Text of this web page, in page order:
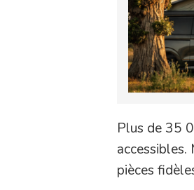
Plus de 35
accessibles.
pièces